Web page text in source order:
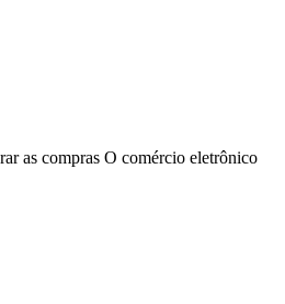
as compras O comércio eletrônico